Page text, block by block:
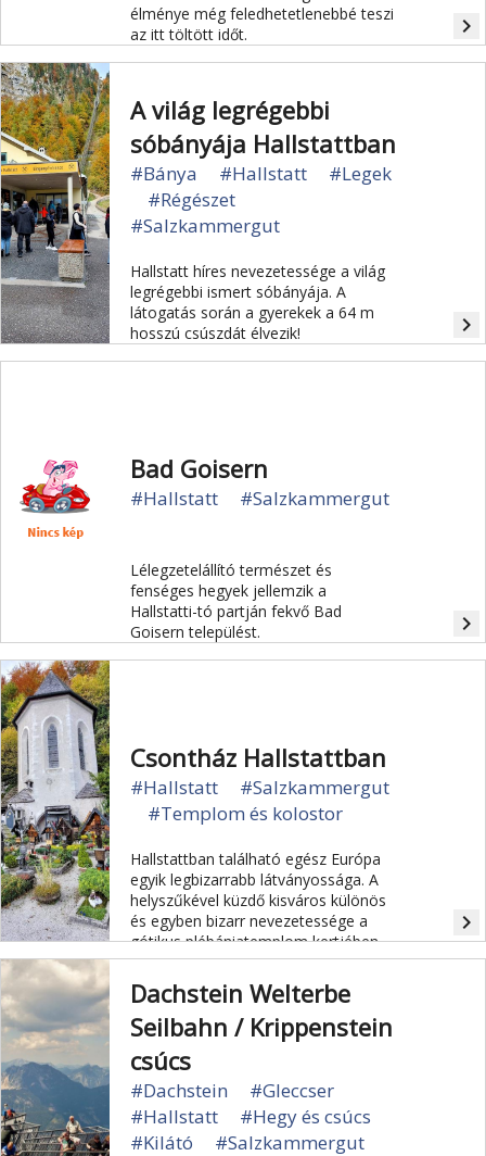
élménye még feledhetetlenebbé teszi
az itt töltött időt.
navigate_next
A világ legrégebbi
sóbányája Hallstattban
#Bánya #Hallstatt
#Legek
#Régészet
#Salzkammergut
Hallstatt híres nevezetessége a világ
legrégebbi ismert sóbányája. A
látogatás során a gyerekek a 64 m
hosszú csúszdát élvezik!
navigate_next
Bad Goisern
#Hallstatt #Salzkammergut
Lélegzetelállító természet és
fenséges hegyek jellemzik a
Hallstatti-tó partján fekvő Bad
Goisern települést.
navigate_next
Csontház Hallstattban
#Hallstatt
#Salzkammergut
#Templom és kolostor
Hallstattban található egész Európa
egyik legbizarrabb látványossága. A
helyszűkével küzdő kisváros különös
és egyben bizarr nevezetessége a
gótikus plébániatemplom kertjében
található teraszos temető.
navigate_next
Dachstein Welterbe
Seilbahn / Krippenstein
csúcs
#Dachstein
#Gleccser
#Hallstatt
#Hegy és csúcs
#Kilátó
#Salzkammergut